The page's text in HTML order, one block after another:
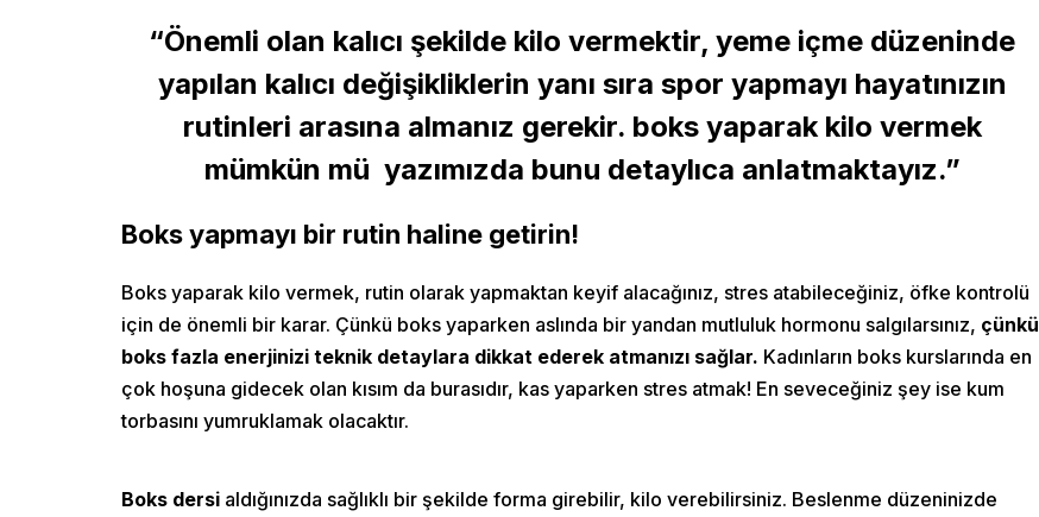
“Önemli olan kalıcı şekilde kilo vermektir, yeme içme düzeninde
yapılan kalıcı değişikliklerin yanı sıra spor yapmayı hayatınızın
rutinleri arasına almanız gerekir. boks yaparak kilo vermek
mümkün mü yazımızda bunu detaylıca anlatmaktayız.”
Boks yapmayı bir rutin haline getirin!
Boks yaparak kilo vermek, rutin olarak yapmaktan keyif alacağınız, stres atabileceğiniz, öfke kontrolü
için de önemli bir karar. Çünkü boks yaparken aslında bir yandan mutluluk hormonu salgılarsınız, çünkü
boks fazla enerjinizi teknik detaylara dikkat ederek atmanızı sağlar. Kadınların boks kurslarında en
çok hoşuna gidecek olan kısım da burasıdır, kas yaparken stres atmak! En seveceğiniz şey ise kum
torbasını yumruklamak olacaktır.
Boks dersi aldığınızda sağlıklı bir şekilde forma girebilir, kilo verebilirsiniz. Beslenme düzeninizde